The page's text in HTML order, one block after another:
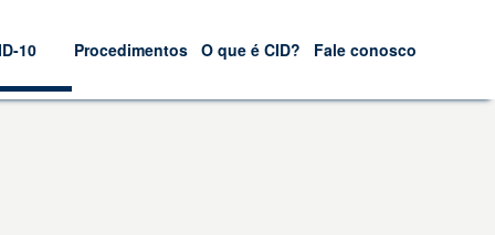
10 Procedimentos O que é CID? Fale conosco